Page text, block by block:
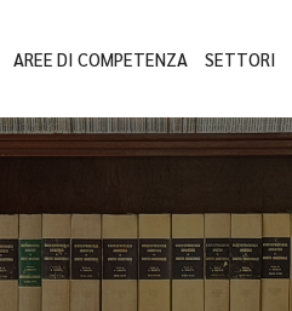
AREE DI COMPETENZA SETTORI